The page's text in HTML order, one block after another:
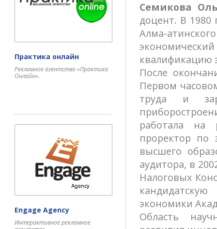
Практика онлайн
Рекламное агентство «Практика
Онлайн».
Engage Agency
Интерактивное рекламное
Семикова
доцент. В 1980
Алма-
квалификацию
После
Первом
труда и
работала на
проректор по
высшего
аудитора, в
Налоговых
экономики
Область